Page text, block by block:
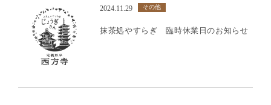
2024.11.29 その他
抹茶処やすらぎ 臨時休業日のお知らせ